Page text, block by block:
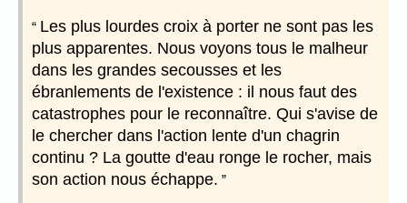
Les plus lourdes croix à porter ne sont pas les
plus apparentes. Nous voyons tous le malheur
dans les grandes secousses et les
ébranlements de l'existence : il nous faut des
catastrophes pour le reconnaître. Qui s'avise de
le chercher dans l'action lente d'un chagrin
continu ? La goutte d'eau ronge le rocher, mais
son action nous échappe.